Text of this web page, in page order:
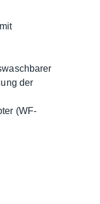
der
(WF-